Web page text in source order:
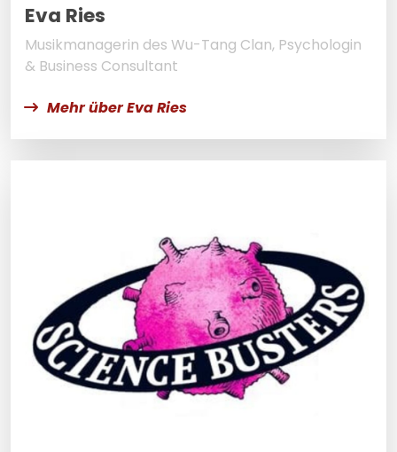
Eva Ries
Musikmanagerin des Wu-Tang Clan, Psychologin
& Business Consultant
Mehr über Eva Ries